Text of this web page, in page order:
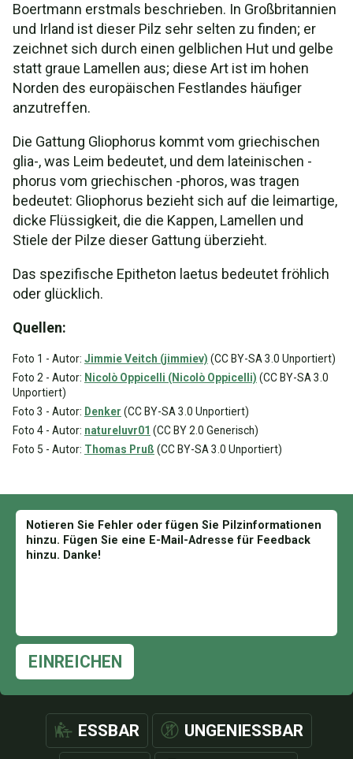
Boertmann erstmals beschrieben. In Großbritannien
und Irland ist dieser Pilz sehr selten zu finden; er
zeichnet sich durch einen gelblichen Hut und gelbe
statt graue Lamellen aus; diese Art ist im hohen
Norden des europäischen Festlandes häufiger
anzutreffen.
Die Gattung Gliophorus kommt vom griechischen
glia-, was Leim bedeutet, und dem lateinischen -
phorus vom griechischen -phoros, was tragen
bedeutet: Gliophorus bezieht sich auf die leimartige,
dicke Flüssigkeit, die die Kappen, Lamellen und
Stiele der Pilze dieser Gattung überzieht.
Das spezifische Epitheton laetus bedeutet fröhlich
oder glücklich.
Quellen:
Foto 1 - Autor: Jimmie Veitch (jimmiev) (CC BY-SA 3.0 Unportiert)
Foto 2 - Autor: Nicolò Oppicelli (Nicolò Oppicelli) (CC BY-SA 3.0
Unportiert)
Foto 3 - Autor: Denker (CC BY-SA 3.0 Unportiert)
Foto 4 - Autor: natureluvr01 (CC BY 2.0 Generisch)
Foto 5 - Autor: Thomas Pruß (CC BY-SA 3.0 Unportiert)
EINREICHEN
ESSBAR UNGENIESSBAR